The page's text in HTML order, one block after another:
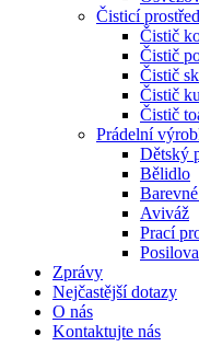
Čisticí
Čistič
Čistič
Čistič
Čistič
Čistič
Prádelní
Dětský
Bělidlo
Aviváž
Prací
Zprávy
Nejčastější dotazy
O nás
Kontaktujte nás